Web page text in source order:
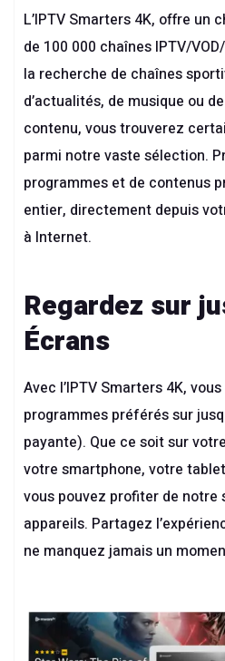
L’IPTV Smarters 4K, offre un
de 100 000 chaînes IPTV/
la recherche de chaînes
d’actualités, de musique ou
contenu, vous trouverez
parmi notre vaste sélection.
programmes et de contenus
entier, directement depuis
à Internet.
Regardez sur
Écrans
Avec l’IPTV Smarters 4K,
programmes préférés sur
payante). Que ce soit sur
votre smartphone, votre
vous pouvez profiter de notre
appareils. Partagez
ne manquez jamais un